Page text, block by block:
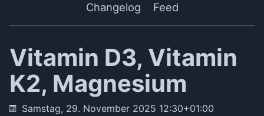
Changelog
Feed
Vitamin D3, Vitamin
K2, Magnesium
Samstag, 29. November 2025 12:30+01:00